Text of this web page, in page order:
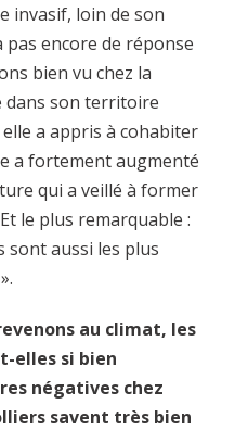
invasif, loin de son
pas encore de réponse
bien vu chez la
dans son territoire
a appris à cohabiter
a fortement augmenté
qui a veillé à former
le plus remarquable :
sont aussi les plus
au climat, les
elles si bien
négatives chez
savent très bien